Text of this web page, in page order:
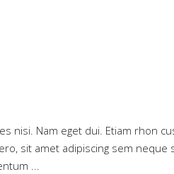
nisi. Nam eget dui. Etiam rhon
sit amet adipiscing sem neque